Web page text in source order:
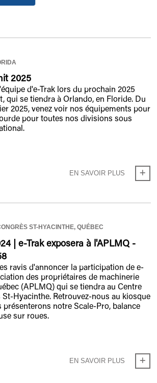
2025
d'e-Trak lors du prochain 2025
qui se tiendra à Orlando, en Floride. Du
2025, venez voir nos équipements pour
pour toutes nos divisions sous
EN SAVOIR PLUS
ST-HYACINTHE, QUÉBEC
| e-Trak exposera à l'APLMQ -
ravis d'annoncer la participation de e-
des propriétaires de machinerie
(APLMQ) qui se tiendra au Centre
St-Hyacinthe. Retrouvez-nous au kiosque
présenterons notre Scale-Pro, balance
sur roues.
EN SAVOIR PLUS